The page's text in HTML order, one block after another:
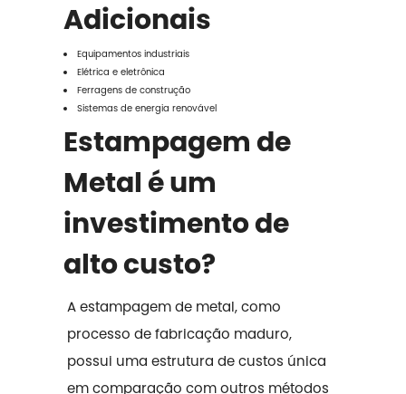
Adicionais
Equipamentos industriais
Elétrica e eletrônica
Ferragens de construção
Sistemas de energia renovável
Estampagem de
Metal é um
investimento de
alto custo?
A estampagem de metal, como
processo de fabricação maduro,
possui uma estrutura de custos única
em comparação com outros métodos